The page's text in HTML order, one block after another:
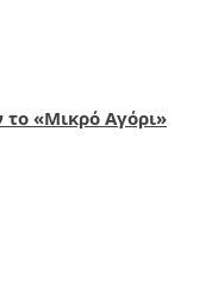
«Μικρό Αγόρι»